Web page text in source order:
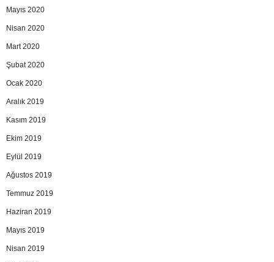
Mayıs 2020
Nisan 2020
Mart 2020
Şubat 2020
Ocak 2020
Aralık 2019
Kasım 2019
Ekim 2019
Eylül 2019
Ağustos 2019
Temmuz 2019
Haziran 2019
Mayıs 2019
Nisan 2019